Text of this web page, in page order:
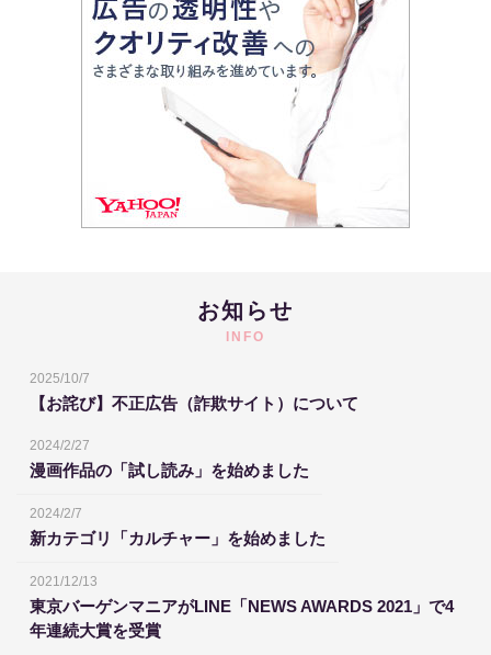
お知らせ
INFO
2025/10/7
【お詫び】不正広告（詐欺サイト）について
2024/2/27
漫画作品の「試し読み」を始めました
2024/2/7
新カテゴリ「カルチャー」を始めました
2021/12/13
東京バーゲンマニアがLINE「NEWS AWARDS 2021」で4
年連続大賞を受賞